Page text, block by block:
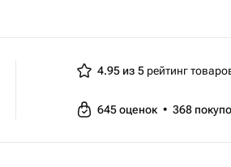
4.95 из 5 рейтинг
645оценок • 368